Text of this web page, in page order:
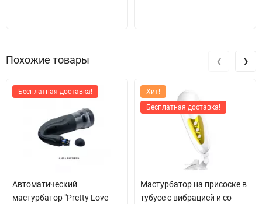
Похожие товары
Бесплатная доставка!
Автоматический
мастурбатор "Pretty Love
Хит!
Бесплатная доставка!
Мастурбатор на присоске в
тубусе с вибрацией и со
‹ ›